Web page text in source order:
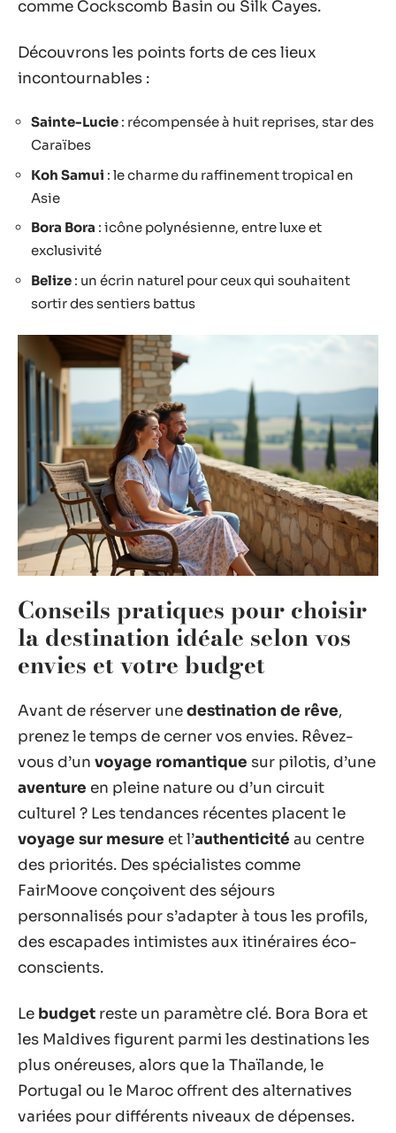
comme Cockscomb Basin ou Silk Cayes.
Découvrons les points forts de ces lieux
incontournables :
Sainte-Lucie : récompensée à huit reprises, star des
Caraïbes
Koh Samui : le charme du raffinement tropical en
Asie
Bora Bora : icône polynésienne, entre luxe et
exclusivité
Belize : un écrin naturel pour ceux qui souhaitent
sortir des sentiers battus
Conseils pratiques pour choisir
la destination idéale selon vos
envies et votre budget
Avant de réserver unedestination de rêve,
prenez le temps de cerner vos envies. Rêvez-
vous d’un voyage romantique sur pilotis, d’une
aventure en pleine nature ou d’un circuit
culturel ? Les tendances récentes placent le
voyage sur mesure et l’authenticité au centre
des priorités. Des spécialistes comme
FairMoove conçoivent des séjours
personnalisés pour s’adapter à tous les profils,
des escapades intimistes aux itinéraires éco-
conscients.
Le budget reste un paramètre clé. Bora Bora et
les Maldives figurent parmi les destinations les
plus onéreuses, alors que la Thaïlande, le
Portugal ou le Maroc offrent des alternatives
variées pour différents niveaux de dépenses.